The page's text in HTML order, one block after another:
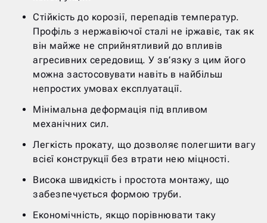
Стійкість до корозії, перепадів температур.
Профіль з нержавіючої сталі не іржавіє, так як
він майже не сприйнятливий до впливів
агресивних середовищ. У зв’язку з цим його
можна застосовувати навіть в найбільш
непростих умовах експлуатації.
Мінімальна деформація під впливом
механічних сил.
Легкість прокату, що дозволяє полегшити вагу
всієї конструкції без втрати нею міцності.
Висока швидкість і простота монтажу, що
забезпечується формою труби.
Економічність, якщо порівнювати таку